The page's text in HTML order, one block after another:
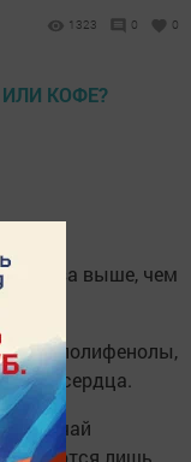
1323 0 0
раза выше, чем
полифенолы,
сердца.
чай
лишь